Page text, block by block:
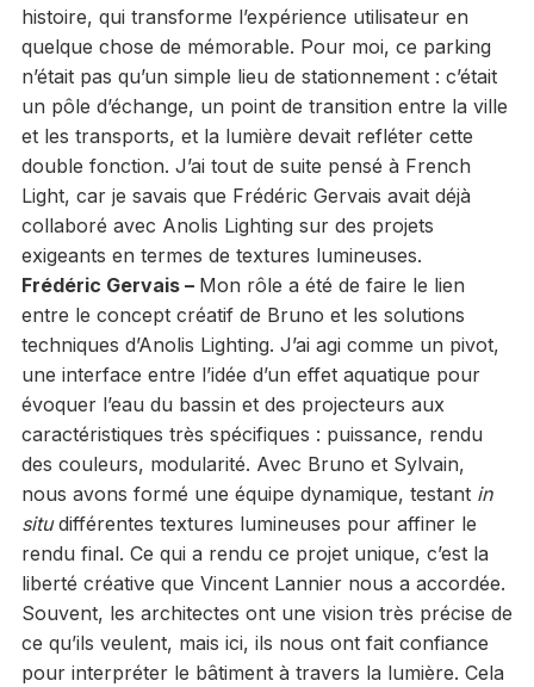
histoire, qui transforme l’expérience utilisateur en
quelque chose de mémorable. Pour moi, ce parking
n’était pas qu’un simple lieu de stationnement : c’était
un pôle d’échange, un point de transition entre la ville
et les transports, et la lumière devait refléter cette
double fonction. J’ai tout de suite pensé à French
Light, car je savais que Frédéric Gervais avait déjà
collaboré avec Anolis Lighting sur des projets
exigeants en termes de textures lumineuses.
Frédéric Gervais – Mon rôle a été de faire le lien
entre le concept créatif de Bruno et les solutions
techniques d’Anolis Lighting. J’ai agi comme un pivot,
une interface entre l’idée d’un effet aquatique pour
évoquer l’eau du bassin et des projecteurs aux
caractéristiques très spécifiques : puissance, rendu
des couleurs, modularité. Avec Bruno et Sylvain,
nous avons formé une équipe dynamique, testant in
situdifférentes textures lumineuses pour affiner le
rendu final. Ce qui a rendu ce projet unique, c’est la
liberté créative que Vincent Lannier nous a accordée.
Souvent, les architectes ont une vision très précise de
ce qu’ils veulent, mais ici, ils nous ont fait confiance
pour interpréter le bâtiment à travers la lumière. Cela